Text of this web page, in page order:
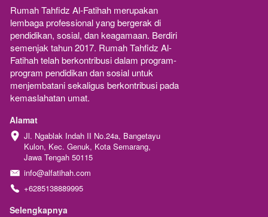
Rumah Tahfidz Al-Fatihah merupakan
lembaga professional yang bergerak di
pendidikan, sosial, dan keagamaan. Berdiri
semenjak tahun 2017. Rumah Tahfidz Al-
Fatihah telah berkontribusi dalam program-
program pendidikan dan sosial untuk
menjembatani sekaligus berkontribusi pada
kemaslahatan umat.
Alamat
Jl. Ngablak Indah II No.24a, Bangetayu
Kulon, Kec. Genuk, Kota Semarang,
Jawa Tengah 50115
info@alfatihah.com
+6285138889995
Selengkapnya